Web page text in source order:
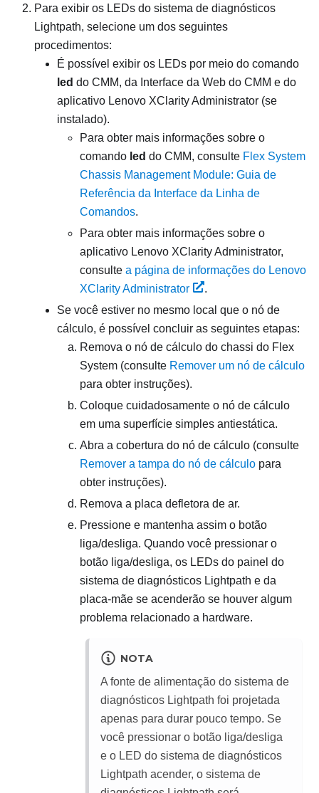
Para exibir os LEDs do sistema de diagnósticos
Lightpath, selecione um dos seguintes
procedimentos:
É possível exibir os LEDs por meio do comando
led do CMM, da Interface da Web do CMM e do
aplicativo Lenovo XClarity Administrator (se
instalado).
Para obter mais informações sobre o
comando led do CMM, consulte Flex System
Chassis Management Module: Guia de
Referência da Interface da Linha de
Comandos.
Para obter mais informações sobre o
aplicativo Lenovo XClarity Administrator,
consulte a página de informações do Lenovo
XClarity Administrator
.
Se você estiver no mesmo local que o nó de
cálculo, é possível concluir as seguintes etapas:
Remova o nó de cálculo do chassi do Flex
System (consulte Remover um nó de cálculo
para obter instruções).
Coloque cuidadosamente o nó de cálculo
em uma superfície simples antiestática.
Abra a cobertura do nó de cálculo (consulte
Remover a tampa do nó de cálculo para
obter instruções).
Remova a placa defletora de ar.
Pressione e mantenha assim o botão
liga/desliga. Quando você pressionar o
botão liga/desliga, os LEDs do painel do
sistema de diagnósticos Lightpath e da
placa-mãe se acenderão se houver algum
problema relacionado a hardware.
NOTA
A fonte de alimentação do sistema de
diagnósticos Lightpath foi projetada
apenas para durar pouco tempo. Se
você pressionar o botão liga/desliga
e o LED do sistema de diagnósticos
Lightpath acender, o sistema de